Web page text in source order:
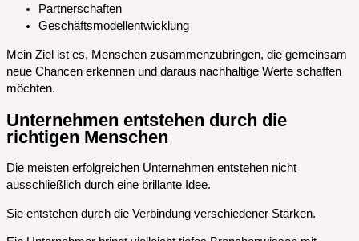
Partnerschaften
Geschäftsmodellentwicklung
Mein Ziel ist es, Menschen zusammenzubringen, die gemeinsam
neue Chancen erkennen und daraus nachhaltige Werte schaffen
möchten.
Unternehmen entstehen durch die
richtigen Menschen
Die meisten erfolgreichen Unternehmen entstehen nicht
ausschließlich durch eine brillante Idee.
Sie entstehen durch die Verbindung verschiedener Stärken.